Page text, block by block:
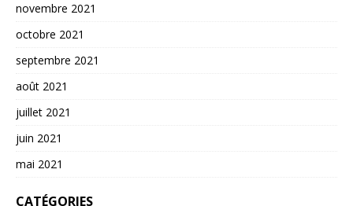
novembre 2021
octobre 2021
septembre 2021
août 2021
juillet 2021
juin 2021
mai 2021
CATÉGORIES